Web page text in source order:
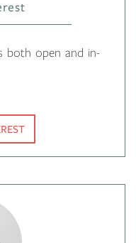
both open and in-